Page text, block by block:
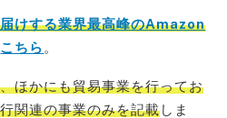
けする業界最高峰のAmazon
こちら 。
ほかにも貿易事業を行ってお
関連の事業のみを記載しま